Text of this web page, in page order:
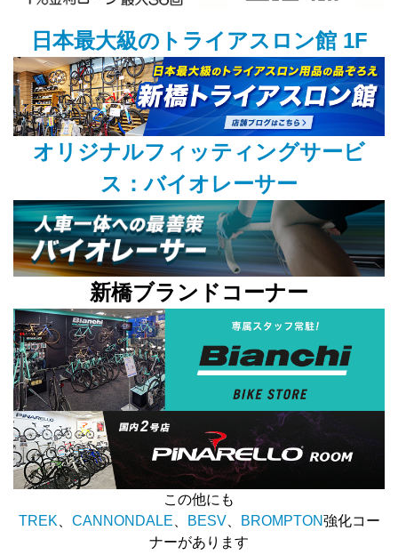
日本最大級のトライアスロン館 1F
オリジナルフィッティングサービ
ス：バイオレーサー
新橋ブランドコーナー
この他にも
TREK
CANNONDALE BESV、 BROMPTON強化コー
ナーがあります